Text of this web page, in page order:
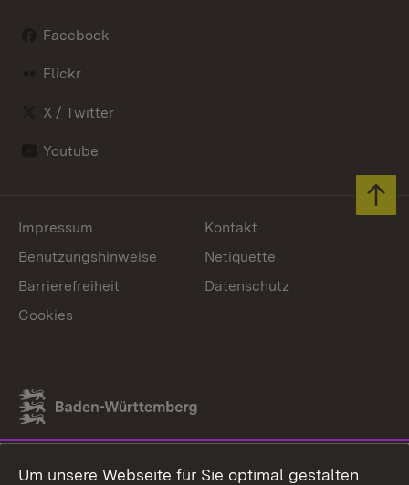
Facebook
Flickr
X / Twitter
Youtube
Link zum Landesportal
Impressum
Kontakt
Benutzungshinweise
Netiquette
Barrierefreiheit
Datenschutz
Cookies
Um unsere Webseite für Sie optimal gestalten